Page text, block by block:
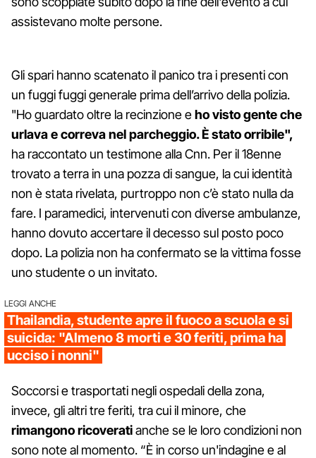
assistevano molte persone.
Gli spari hanno scatenato il panico tra i presenti con
un fuggi fuggi generale prima dell’arrivo della polizia.
"Ho guardato oltre la recinzione eho visto gente che
urlava e correva nel parcheggio. È stato orribile",
ha raccontato un testimone alla Cnn. Per il 18enne
trovato a terra in una pozza di sangue, la cui identità
non è stata rivelata, purtroppo non c’è stato nulla da
fare. I paramedici, intervenuti con diverse ambulanze,
hanno dovuto accertare il decesso sul posto poco
dopo. La polizia non ha confermato se la vittima fosse
uno studente o un invitato.
LEGGI ANCHE
Thailandia, studente apre il fuoco a scuola e si
suicida: "Almeno 8 morti e 30 feriti, prima ha
ucciso i nonni"
Soccorsi e trasportati negli ospedali della zona,
invece, gli altri tre feriti, tra cui il minore, che
rimangono ricoveratianche se le loro condizioni non
sono note al momento. “È in corso un'indagine e al